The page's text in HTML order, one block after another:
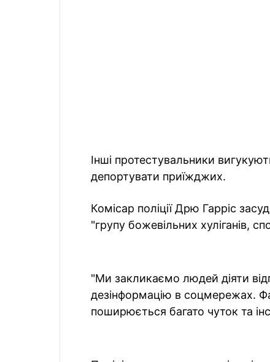
Інші протестувальники
депортувати приїжджих.
Комісар поліції Дрю Гарріс
"групу божевільних хуліганів,
"Ми закликаємо людей діяти
дезінформацію в соцмережах.
поширюється багато чуток та